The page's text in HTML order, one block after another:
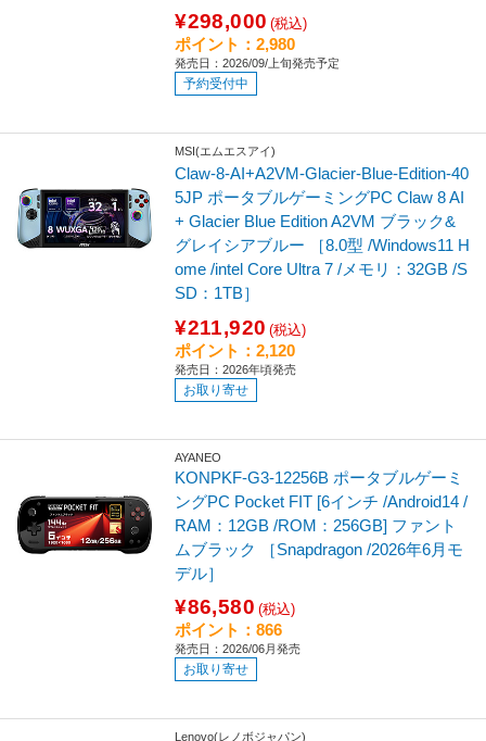
¥298,000 (税込)
ポイント：2,980
発売日：2026/09/上旬発売予定
予約受付中
MSI(エムエスアイ)
Claw-8-AI+A2VM-Glacier-Blue-Edition-40
5JP ポータブルゲーミングPC Claw 8 AI
+ Glacier Blue Edition A2VM ブラック&
グレイシアブルー ［8.0型 /Windows11 H
ome /intel Core Ultra 7 /メモリ：32GB /S
SD：1TB］
¥211,920 (税込)
ポイント：2,120
発売日：2026年頃発売
お取り寄せ
AYANEO
KONPKF-G3-12256B ポータブルゲーミ
ングPC Pocket FIT [6インチ /Android14 /
RAM：12GB /ROM：256GB] ファント
ムブラック ［Snapdragon /2026年6月モ
デル］
¥86,580 (税込)
ポイント：866
発売日：2026/06月発売
お取り寄せ
Lenovo(レノボジャパン)